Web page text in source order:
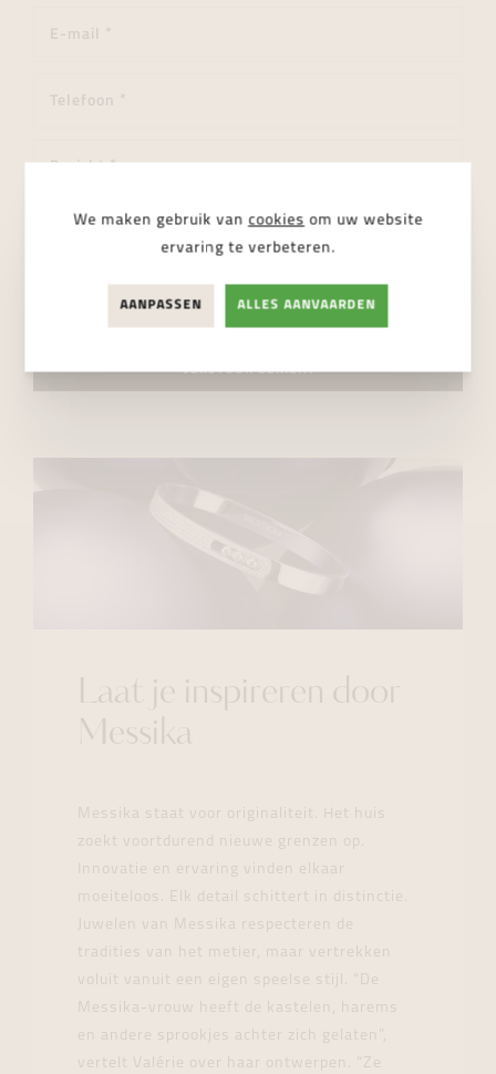
VERSTUUR BERICHT
Laat je inspireren door
Messika
Messika staat voor originaliteit. Het huis
zoekt voortdurend nieuwe grenzen op.
Innovatie en ervaring vinden elkaar
moeiteloos. Elk detail schittert in distinctie.
Juwelen van Messika respecteren de
tradities van het metier, maar vertrekken
voluit vanuit een eigen speelse stijl. “De
Messika-vrouw heeft de kastelen, harems
en andere sprookjes achter zich gelaten”,
vertelt Valérie over haar ontwerpen. “Ze
We maken gebruik van cookies om uw website
ervaring te verbeteren.
AANPASSEN ALLES AANVAARDEN